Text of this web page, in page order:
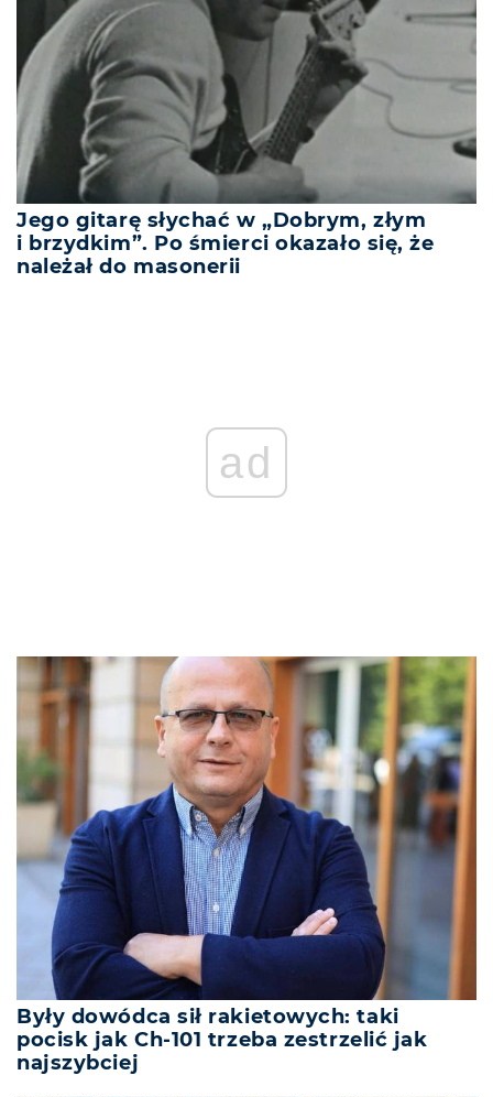
Jego gitarę słychać w „Dobrym, złym
i brzydkim”. Po śmierci okazało się, że
należał do masonerii
Były dowódca sił rakietowych: taki
pocisk jak Ch-101 trzeba zestrzelić jak
najszybciej